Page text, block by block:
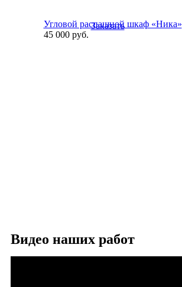
Угловой распашной шкаф «Ника»
45 000руб.
Заказать
Видео наших работ